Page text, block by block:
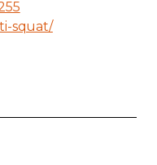
squat/